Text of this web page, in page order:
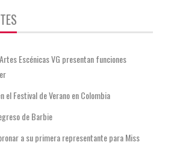
Escénicas VG presentan funciones
el Festival de Verano en Colombia
de Barbie
a su primera representante para Miss